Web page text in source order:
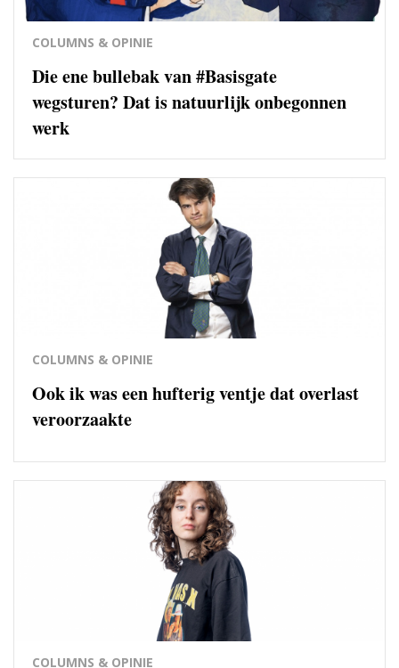
COLUMNS & OPINIE
Die ene bullebak van #Basisgate
wegsturen? Dat is natuurlijk onbegonnen
werk
COLUMNS & OPINIE
Ook ik was een hufterig ventje dat overlast
veroorzaakte
COLUMNS & OPINIE